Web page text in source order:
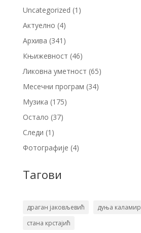
Uncategorized (1)
Актуелно (4)
Архива (341)
Књижевност (46)
Ликовна уметност (65)
Месечни програм (34)
Музика (175)
Остало (37)
Следи (1)
Фотографије (4)
Тагови
драган јаковљевић дуња каламир
стана крстајић